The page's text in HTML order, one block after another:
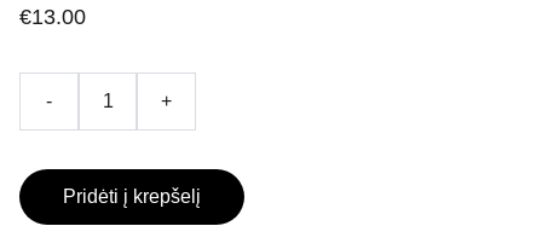
€13.00
- +
Pridėti į krepšelį